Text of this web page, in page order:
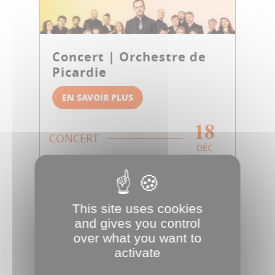
Concert | Orchestre de
Picardie
EN SAVOIR PLUS
CONCERT 18
DÉC
This site uses cookies
and gives you control
over what you want to
activate